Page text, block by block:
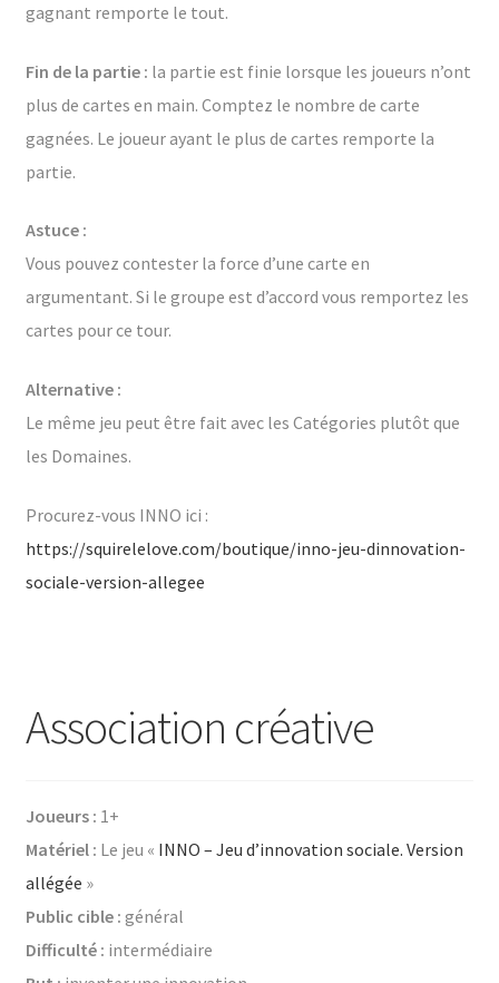
gagnant remporte le tout.
Fin de la partie : la partie est finie lorsque les joueurs n’ont
plus de cartes en main. Comptez le nombre de carte
gagnées. Le joueur ayant le plus de cartes remporte la
partie.
Astuce :
Vous pouvez contester la force d’une carte en
argumentant. Si le groupe est d’accord vous remportez les
cartes pour ce tour.
Alternative :
Le même jeu peut être fait avec les Catégories plutôt que
les Domaines.
Procurez-vous INNO ici :
https://squirelelove.com/boutique/inno-jeu-dinnovation-
sociale-version-allegee
Association créative
Joueurs : 1+
Matériel : Le jeu « INNO – Jeu d’innovation sociale. Version
allégée »
Public cible : général
Difficulté : intermédiaire